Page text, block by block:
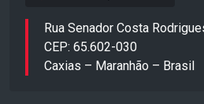
Rua Senador Costa
CEP: 65.602-030
Caxias – Maranhão – Brasil